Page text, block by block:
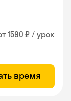
1590 ₽ / урок
время